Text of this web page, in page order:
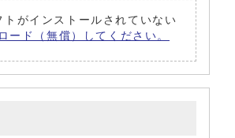
がインストールされていない
ド（無償）してください。